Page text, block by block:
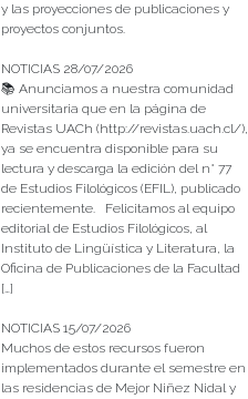
y las proyecciones de publicaciones y
proyectos conjuntos.
NOTICIAS 28/07/2026
📚 Anunciamos a nuestra comunidad
universitaria que en la página de
Revistas UACh (http://revistas.uach.cl/),
ya se encuentra disponible para su
lectura y descarga la edición del n° 77
de Estudios Filológicos (EFIL), publicado
recientemente. Felicitamos al equipo
editorial de Estudios Filológicos, al
Instituto de Lingüística y Literatura, la
Oficina de Publicaciones de la Facultad
[…]
NOTICIAS 15/07/2026
Muchos de estos recursos fueron
implementados durante el semestre en
las residencias de Mejor Niñez Nidal y